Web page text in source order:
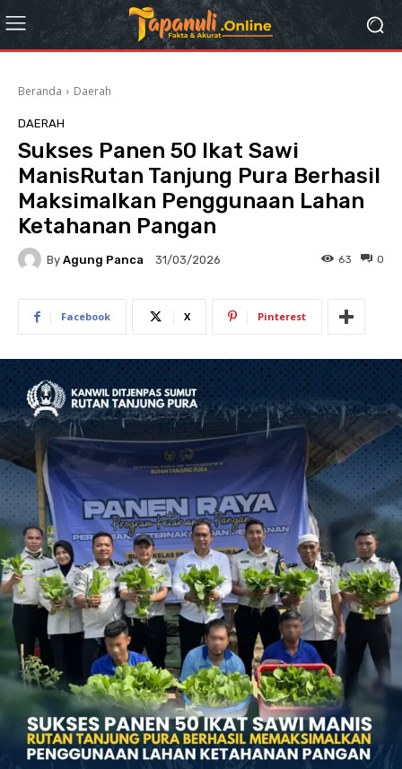
Beranda Daerah
DAERAH
Sukses Panen 50 Ikat Sawi
ManisRutan Tanjung Pura Berhasil
Maksimalkan Penggunaan Lahan
Ketahanan Pangan
By Agung Panca 31/03/2026 0
63
Facebook X Pinterest